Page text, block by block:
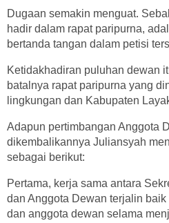
Dugaan semakin menguat.
hadir dalam rapat paripurna,
bertanda tangan dalam petisi
Ketidakhadiran puluhan dewan
batalnya rapat paripurna yang
lingkungan dan Kabupaten
Adapun pertimbangan Anggota
dikembalikannya Juliansyah
sebagai berikut:
Pertama, kerja sama antara
dan Anggota Dewan terjalin
dan anggota dewan selama